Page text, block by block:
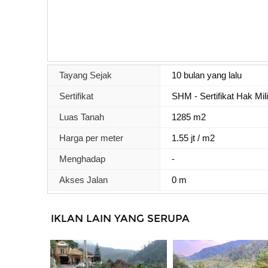
Tayang Sejak 10 bulan yang lalu
Sertifikat SHM - Sertifikat Hak
Luas Tanah 1285 m2
Harga per meter 1.55 jt / m2
Menghadap -
Akses Jalan 0 m
IKLAN LAIN YANG SERUPA